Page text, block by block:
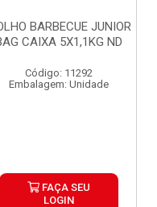
BARBECUE JUNIOR
CAIXA 5X1,1KG ND
Código: 11292
Embalagem: Unidade
FAÇA SEU
LOGIN